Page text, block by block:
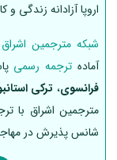
اروپا آزادانه زندگی
شبکه مترجمین اشراق
آماده ترجمه رسمی
فرانسوی،ترکی
شانس پذیرش در